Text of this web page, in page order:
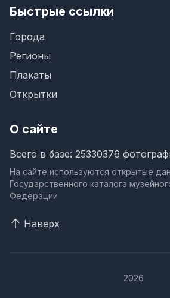
Быстрые ссылки
Города
Регионы
Плакаты
Открытки
О сайте
Всего в базе: 25330376
На сайте используются открытые
Государственного каталога
Федерации
Наверх
2026